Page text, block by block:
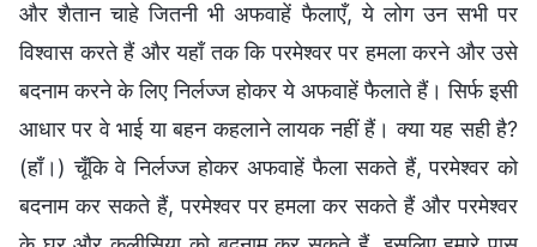
और शैतान चाहे जितनी भी अफवाहें फैलाएँ, ये लोग उन सभी पर
विश्वास करते हैं और यहाँ तक कि परमेश्वर पर हमला करने और उसे
बदनाम करने के लिए निर्लज्ज होकर ये अफवाहें फैलाते हैं। सिर्फ इसी
आधार पर वे भाई या बहन कहलाने लायक नहीं हैं। क्या यह सही है?
(हाँ।) चूँकि वे निर्लज्ज होकर अफवाहें फैला सकते हैं, परमेश्वर को
बदनाम कर सकते हैं, परमेश्वर पर हमला कर सकते हैं और परमेश्वर